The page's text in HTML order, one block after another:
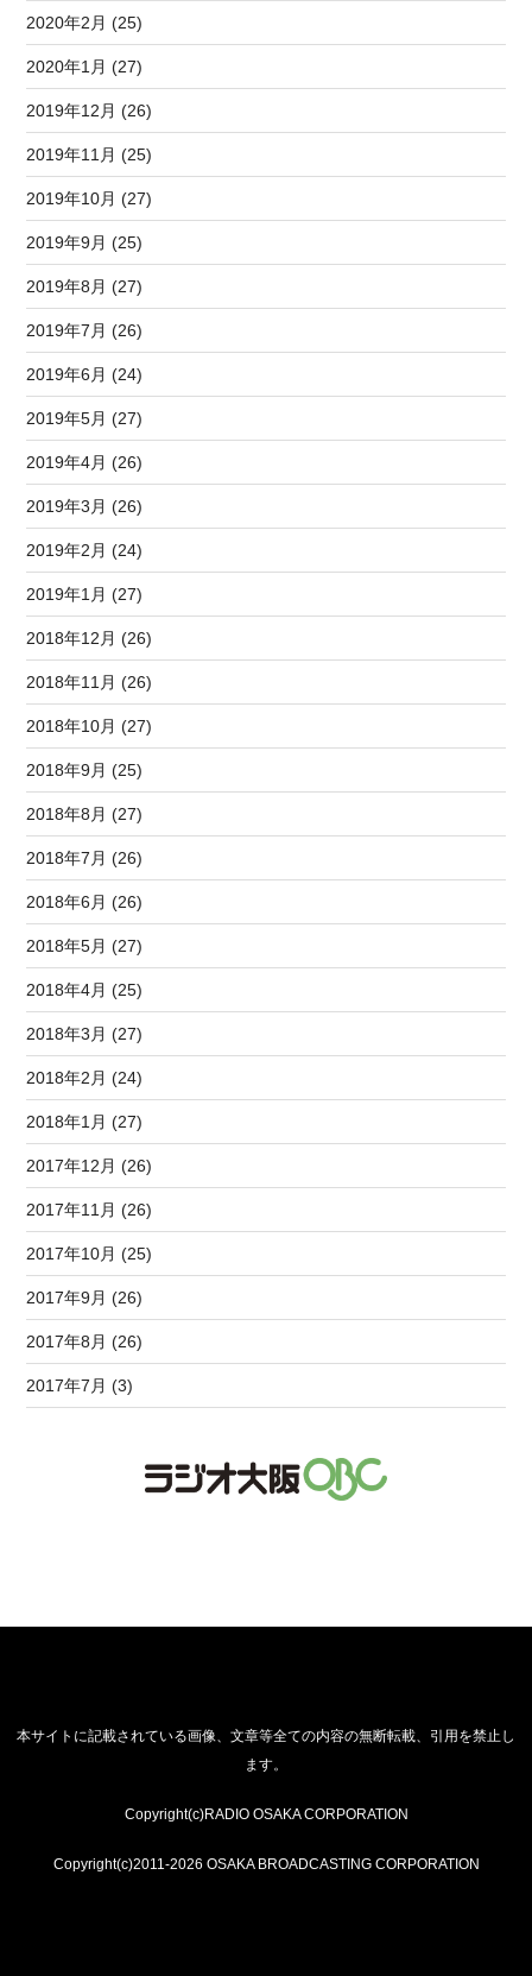
2020年2月 (25)
2020年1月 (27)
2019年12月 (26)
2019年11月 (25)
2019年10月 (27)
2019年9月 (25)
2019年8月 (27)
2019年7月 (26)
2019年6月 (24)
2019年5月 (27)
2019年4月 (26)
2019年3月 (26)
2019年2月 (24)
2019年1月 (27)
2018年12月 (26)
2018年11月 (26)
2018年10月 (27)
2018年9月 (25)
2018年8月 (27)
2018年7月 (26)
2018年6月 (26)
2018年5月 (27)
2018年4月 (25)
2018年3月 (27)
2018年2月 (24)
2018年1月 (27)
2017年12月 (26)
2017年11月 (26)
2017年10月 (25)
2017年9月 (26)
2017年8月 (26)
2017年7月 (3)
本サイトに記載されている画像、文章等全ての内容の無断転載、引用を禁止し
ます。
Copyright(c)RADIO OSAKA CORPORATION
Copyright(c)2011-2026 OSAKA BROADCASTING CORPORATION